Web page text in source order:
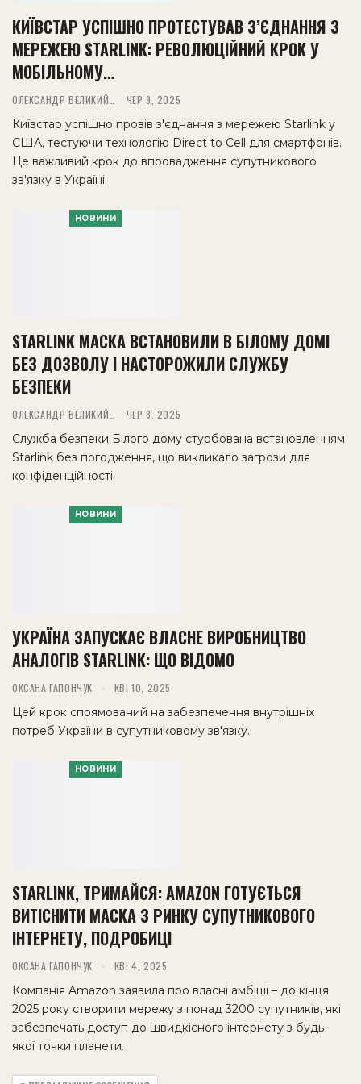
КИЇВСТАР УСПІШНО ПРОТЕСТУВАВ З’ЄДНАННЯ З
МЕРЕЖЕЮ STARLINK: РЕВОЛЮЦІЙНИЙ КРОК У
МОБІЛЬНОМУ…
ЧЕР 9, 2025
Київстар успішно провів з'єднання з мережею Starlink у
США, тестуючи технологію Direct to Cell для смартфонів.
Це важливий крок до впровадження супутникового
зв'язку в Україні.
НОВИНИ
STARLINK МАСКА ВСТАНОВИЛИ В БІЛОМУ ДОМІ
БЕЗ ДОЗВОЛУ І НАСТОРОЖИЛИ СЛУЖБУ
БЕЗПЕКИ
ЧЕР 8, 2025
Служба безпеки Білого дому стурбована встановленням
Starlink без погодження, що викликало загрози для
конфіденційності.
НОВИНИ
УКРАЇНА ЗАПУСКАЄ ВЛАСНЕ ВИРОБНИЦТВО
АНАЛОГІВ STARLINK: ЩО ВІДОМО
ОКСАНА ГАПОНЧУК КВІ 10, 2025
Цей крок спрямований на забезпечення внутрішніх
потреб України в супутниковому зв'язку.
НОВИНИ
STARLINK, ТРИМАЙСЯ: AMAZON ГОТУЄТЬСЯ
ВИТІСНИТИ МАСКА З РИНКУ СУПУТНИКОВОГО
ІНТЕРНЕТУ, ПОДРОБИЦІ
ОКСАНА ГАПОНЧУК КВІ 4, 2025
Компанія Amazon заявила про власні амбіції – до кінця
2025 року створити мережу з понад 3200 супутників, які
забезпечать доступ до швидкісного інтернету з будь-
якої точки планети.